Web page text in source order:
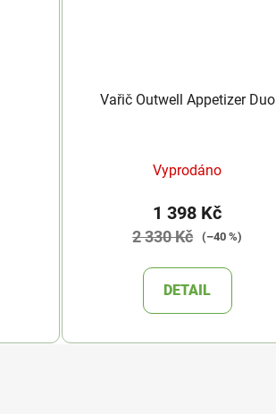
Vařič Outwell Appetizer Duo
Vyprodáno
1 398 Kč
2 330 Kč (–40 %)
DETAIL